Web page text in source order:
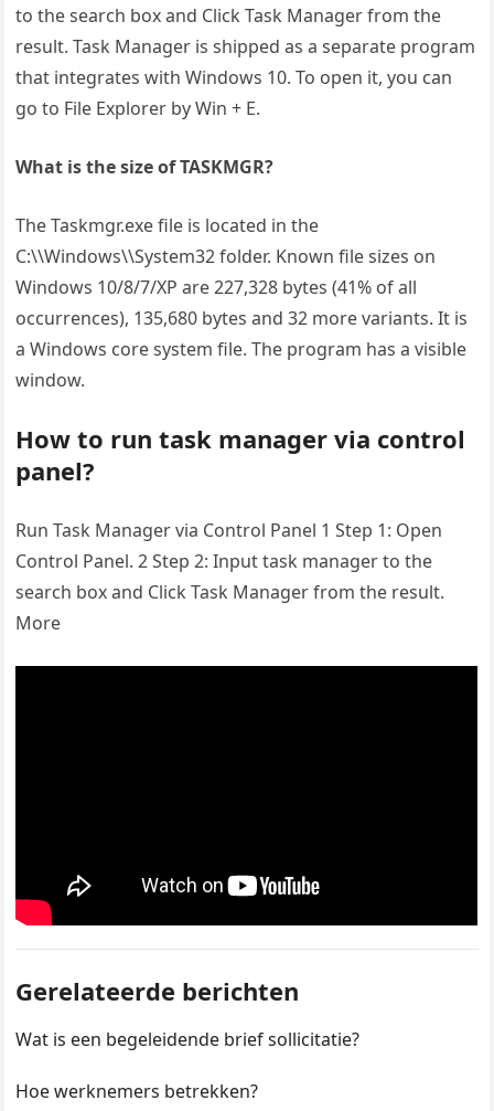
to the search box and Click Task Manager from the
result. Task Manager is shipped as a separate program
that integrates with Windows 10. To open it, you can
go to File Explorer by Win + E.
What is the size of TASKMGR?
The Taskmgr.exe file is located in the
C:\\Windows\\System32 folder. Known file sizes on
Windows 10/8/7/XP are 227,328 bytes (41% of all
occurrences), 135,680 bytes and 32 more variants. It is
a Windows core system file. The program has a visible
window.
How to run task manager via control
panel?
Run Task Manager via Control Panel 1 Step 1: Open
Control Panel. 2 Step 2: Input task manager to the
search box and Click Task Manager from the result.
More
Gerelateerde berichten
Wat is een begeleidende brief sollicitatie?
Hoe werknemers betrekken?